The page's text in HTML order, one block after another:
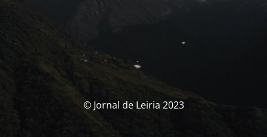
© Jornal de Leiria 2023